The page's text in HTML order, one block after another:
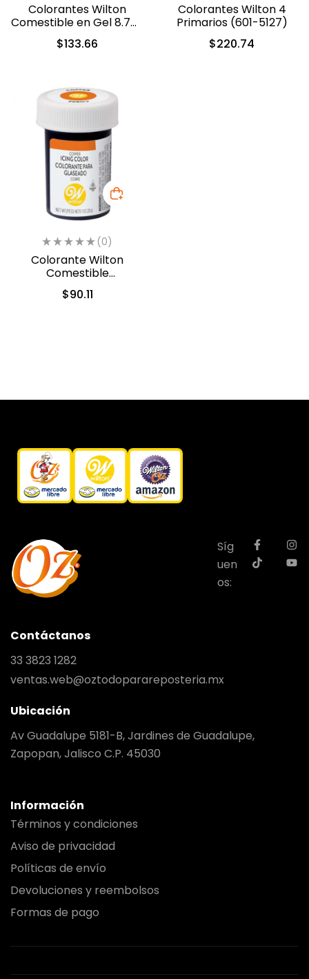
Colorantes Wilton
Comestible en Gel 8.7ml
c/u (601-5582)
$133.66
Colorantes Wilton 4
Primarios (601-5127)
$220.74
(0)
Colorante Wilton
Comestible
Cobre/Copper 28.3gr.
(610-450)
$90.11
Síg
uen
os:
Contáctanos
33 3823 1282
ventas.web@oztodoparareposteria.mx
Ubicación
Av Guadalupe 5181-B, Jardines de Guadalupe,
Zapopan, Jalisco C.P. 45030
Información
Términos y condiciones
Aviso de privacidad
Políticas de envío
Devoluciones y reembolsos
Formas de pago